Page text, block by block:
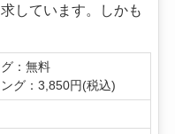
しています。しかも
：無料
グ：3,850円(税込)